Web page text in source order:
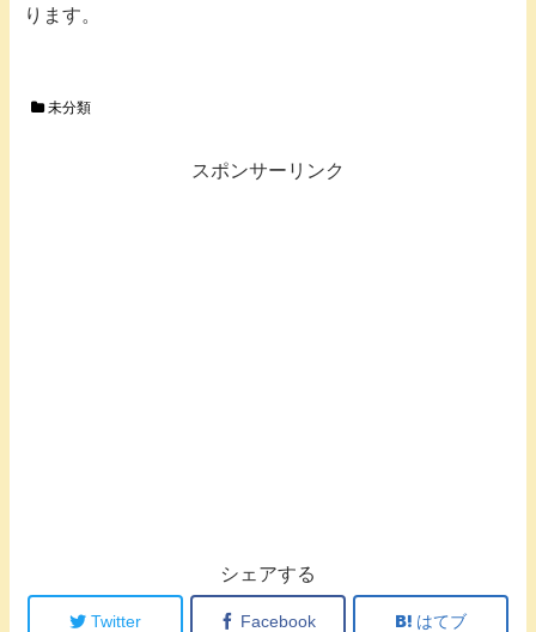
ります。
未分類
スポンサーリンク
シェアする
Twitter Facebook はてブ